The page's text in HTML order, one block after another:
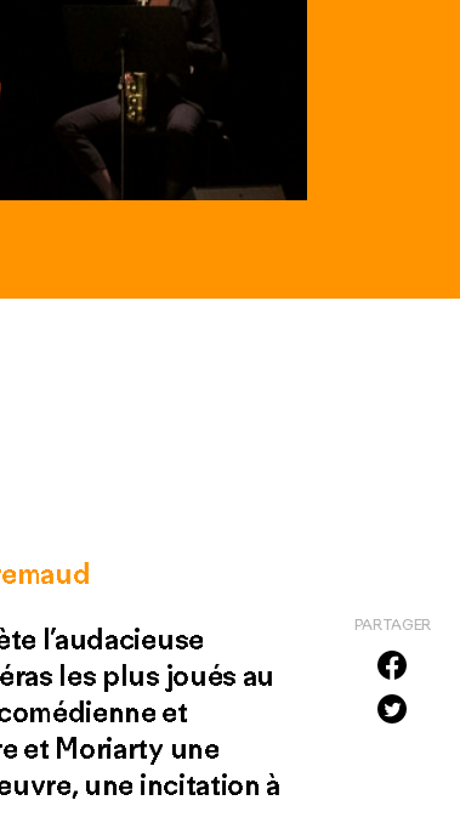
PARTAGER
l’audacieuse
les plus joués au
et
et Moriarty une
une incitation à